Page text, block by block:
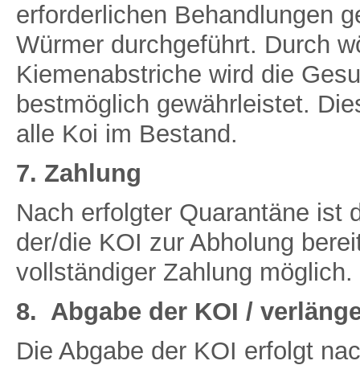
erforderlichen Behandlungen
Würmer durchgeführt. Durch
Kiemenabstriche wird die
bestmöglich gewährleistet.
alle Koi im Bestand.
7. Zahlung
Nach erfolgter Quarantäne ist
der/die KOI zur Abholung
vollständiger Zahlung möglich.
8. Abgabe der KOI /
Die Abgabe der KOI erfolgt